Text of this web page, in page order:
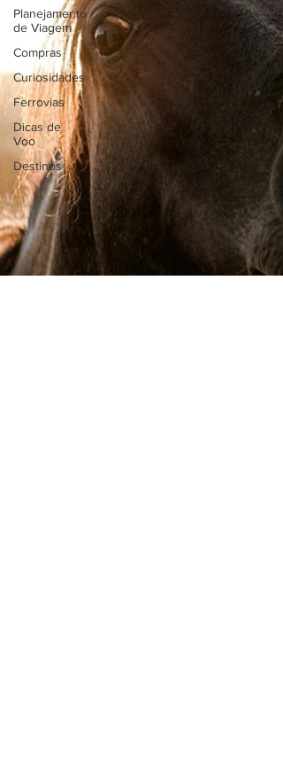
Planejamento
de Viagem
Compras
Curiosidades
Ferrovias
Dicas de
Voo
Destinos